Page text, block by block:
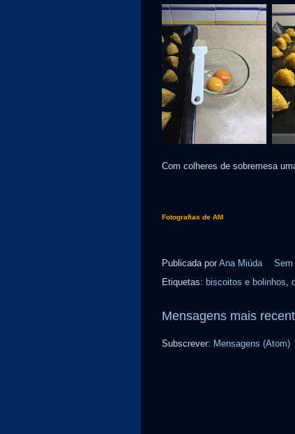
Com colheres de sobremesa
Fotografias de AM
Publicada por Ana Miúda
Sem
Etiquetas: biscoitos e bolinhos,
Mensagens mais
Subscrever: Mensagens (Atom)